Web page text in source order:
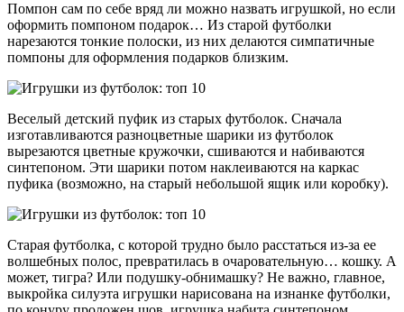
Помпон сам по себе вряд ли можно назвать игрушкой, но если
оформить помпоном подарок… Из старой футболки
нарезаются тонкие полоски, из них делаются симпатичные
помпоны для оформления подарков близким.
Веселый детский пуфик из старых футболок. Сначала
изготавливаются разноцветные шарики из футболок
вырезаются цветные кружочки, сшиваются и набиваются
синтепоном. Эти шарики потом наклеиваются на каркас
пуфика (возможно, на старый небольшой ящик или коробку).
Старая футболка, с которой трудно было расстаться из-за ее
волшебных полос, превратилась в очаровательную… кошку. А
может, тигра? Или подушку-обнимашку? Не важно, главное,
выкройка силуэта игрушки нарисована на изнанке футболки,